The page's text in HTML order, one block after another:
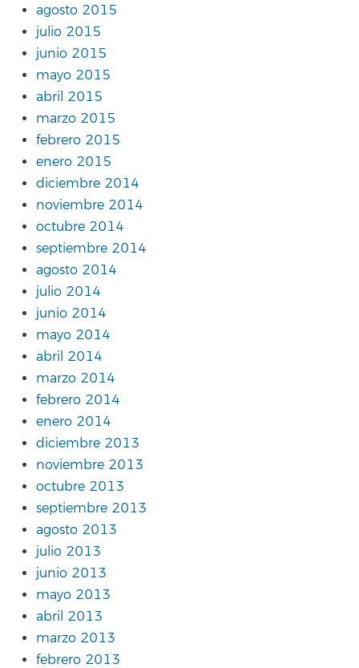
agosto 2015
julio 2015
junio 2015
mayo 2015
abril 2015
marzo 2015
febrero 2015
enero 2015
diciembre 2014
noviembre 2014
octubre 2014
septiembre 2014
agosto 2014
julio 2014
junio 2014
mayo 2014
abril 2014
marzo 2014
febrero 2014
enero 2014
diciembre 2013
noviembre 2013
octubre 2013
septiembre 2013
agosto 2013
julio 2013
junio 2013
mayo 2013
abril 2013
marzo 2013
febrero 2013